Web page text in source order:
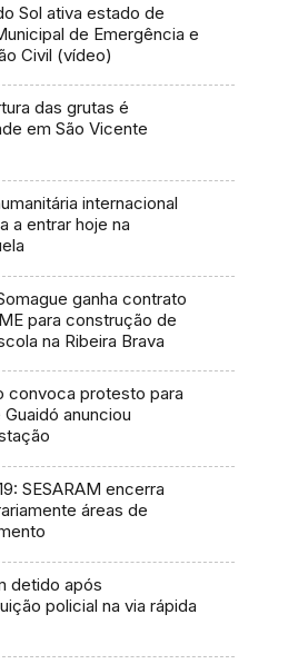
Sol ativa estado de
de Emergência e
Civil (vídeo)
das grutas é
em São Vicente
internacional
a entrar hoje na
ganha contrato
para construção de
na Ribeira Brava
convoca protesto para
anunciou
SESARAM encerra
áreas de
detido após
policial na via rápida